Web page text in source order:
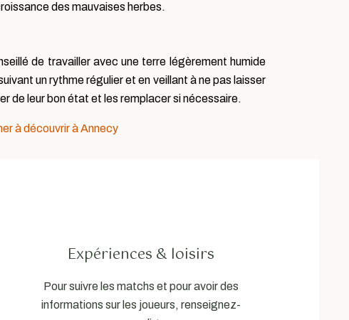
des mauvaises herbes.
de travailler avec une terre légèrement humide
un rythme régulier et en veillant à ne pas laisser
de leur bon état et les remplacer si nécessaire.
à découvrir à Annecy
Expériences & loisirs
Pour suivre les matchs et pour avoir des
informations sur les joueurs, renseignez-